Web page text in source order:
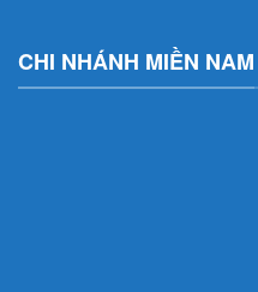
CHI NHÁNH MIỀN NAM